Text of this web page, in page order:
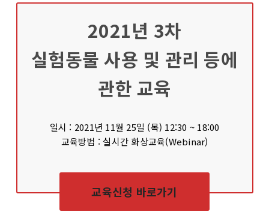
2021년 3차
실험동물 사용 및 관리 등에
관한 교육
일시 : 2021년 11월 25일 (목) 12:30 ~ 18:00
교육방법 : 실시간 화상교육(Webinar)
교육신청 바로가기